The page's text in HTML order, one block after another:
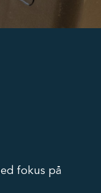
fokus på